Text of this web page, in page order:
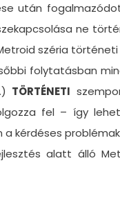
után
ne
széria történeti
folytatásban
TÖRTÉNETI
fel – így
kérdéses
alatt álló